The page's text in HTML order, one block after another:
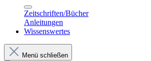
Zeitschriften/Bücher
Anleitungen
Wissenswertes
Menü schließen